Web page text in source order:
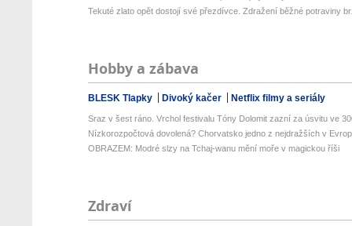
Tekuté zlato opět dostojí své přezdívce. Zdražení běžné potraviny
Hobby a zábava
BLESK Tlapky Divoký kačer Netflix filmy a seriály
Sraz v šest ráno. Vrchol festivalu Tóny Dolomit zazní za úsvitu ve
Nízkorozpočtová dovolená? Chorvatsko jedno z nejdražších v
OBRAZEM: Modré slzy na Tchaj-wanu mění moře v magickou říši
Zdraví